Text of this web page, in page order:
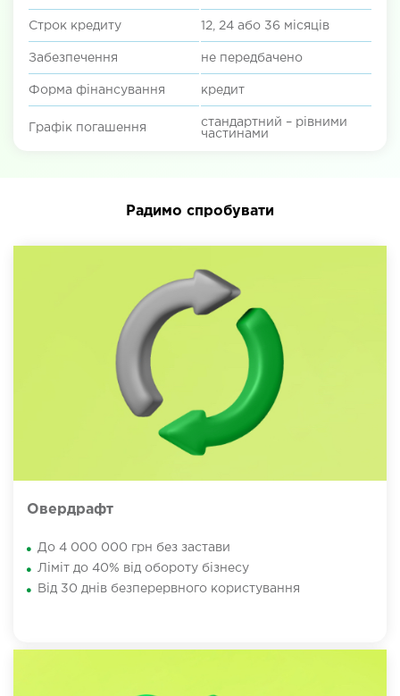
Строк кредиту 12, 24 або 36 місяців
Забезпечення не передбачено
Форма фінансування кредит
Графік погашення
стандартний – рівними
частинами
Радимо спробувати
Овердрафт
До 4 000 000 грн без застави
Ліміт до 40% від обороту бізнесу
Від 30 днів безперервного користування